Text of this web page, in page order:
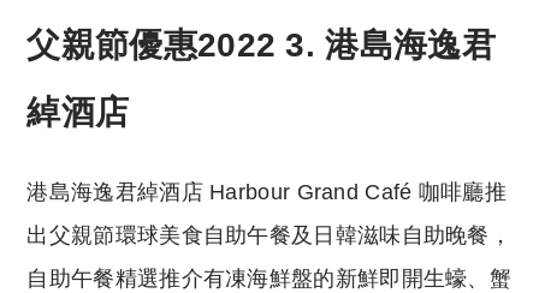
父親節優惠2022 3. 港島海逸君
綽酒店
港島海逸君綽酒店 Harbour Grand Café 咖啡廳推
出父親節環球美食自助午餐及日韓滋味自助晚餐，
自助午餐精選推介有凍海鮮盤的新鮮即開生蠔、蟹